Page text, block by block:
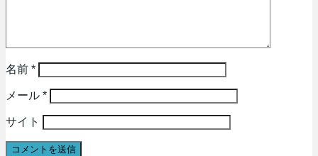
名前 *
メール *
サイト